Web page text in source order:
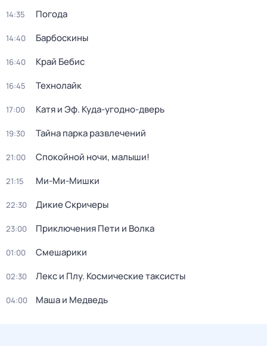
14:35 Погода
14:40 Барбоскины
16:40 Край Бебис
16:45 Технолайк
17:00 Катя и Эф. Куда-угодно-дверь
19:30 Тайна парка развлечений
21:00 Спокойной ночи, малыши!
21:15 Ми-Ми-Мишки
22:30 Дикие Скричеры
23:00 Приключения Пети и Волка
01:00 Смешарики
02:30 Лекс и Плу. Космические таксисты
04:00 Маша и Медведь